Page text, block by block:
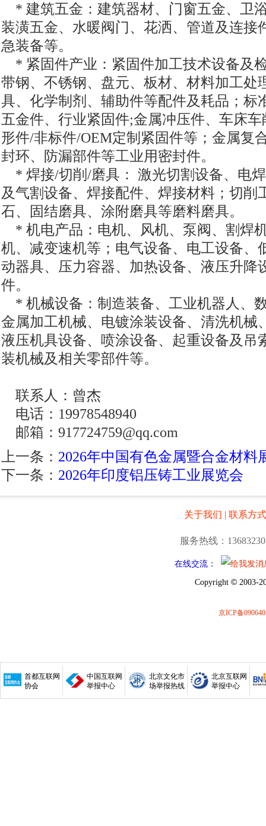
* 建筑五金：建筑器材、门窗五金、卫
装潢五金、水暖阀门、花洒、管道及连接
急装备等。
* 紧固件产业：紧固件加工技术设备及
带钢、不锈钢、盘元、板材、材料加工处
具、化学制剂、辅助件等配件及耗品；标
五金件、行业紧固件;金属冲压件、车床
形件/非标件/OEM定制紧固件等；金属复
封环、防漏部件等工业用密封件。
* 焊接/切削/磨具： 激光切割设备、电
及气割设备、焊接配件、焊接材料；切削
石、固结磨具、涂附磨具等磨料磨具。
* 机电产品：电机、风机、泵阀、割焊
机、减变速机等；电气设备、电工设备、
动器具、压力容器、加热设备、液压升降
件。
* 机械设备：制造装备、工业机器人、
金属加工机械、电镀涂装设备、清洗机械
液压机具设备、喷涂设备、起重设备及吊
装机械及相关零部件等。
联系人：曾杰
电话：19978548940
邮箱：917724759@qq.com
上一条： 2026年中国有色金属暨合金材料
下一条： 2026年印度铝压铸工业展览会
关于我们 | 联系方式
服务热线：
在线交流：
Copyright © 2003-
京ICP备
首都互联网
协会
中国互联网
举报中心
北京文化市
场举报热线
北京互联网
举报中心